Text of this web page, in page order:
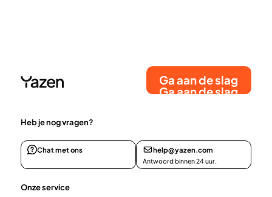
Ga aan de slag
Ga aan de slag
Heb je nog vragen?
Chat met ons help@yazen.com
Antwoord binnen 24 uur.
Onze service